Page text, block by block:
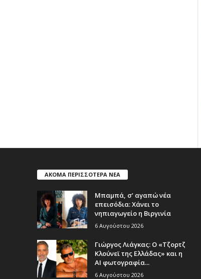
ΑΚΟΜΑ ΠΕΡΙΣΣΟΤΕΡΑ ΝΕΑ
Μπαμπά, σ’ αγαπώ νέα
επεισόδια: Χάνει το
νηπιαγωγείο η Βιργινία
6 Αυγούστου 2026
Γιώργος Λιάγκας: Ο «Τζορτζ
Κλούνεϊ της Ελλάδας» και η
AI φωτογραφία...
6 Αυγούστου 2026